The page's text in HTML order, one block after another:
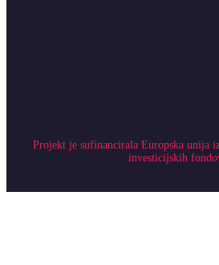
Projekt je sufinancirala Europska unija
investicijskih